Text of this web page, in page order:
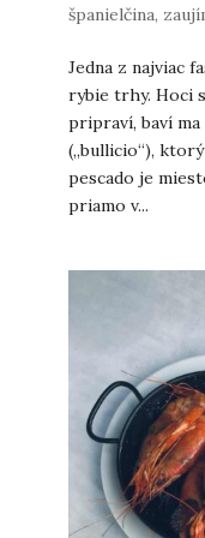
španielčina,
Jedna z najviac
rybie trhy. Hoci
pripraví, baví
(„bullicio“),
pescado je
priamo v...